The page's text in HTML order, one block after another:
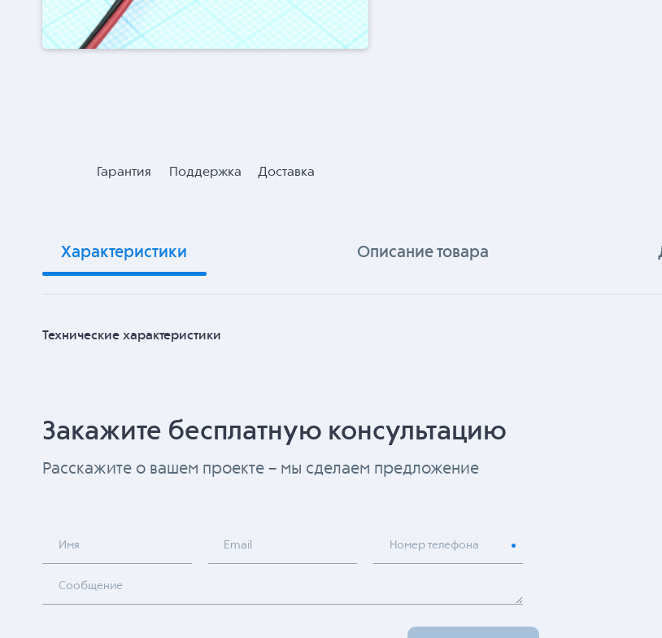
Гарантия Поддержка Доставка
Характеристики Описание товара
Технические характеристики
Закажите бесплатную консультацию
Расскажите о вашем проекте – мы сделаем предложение
Имя Email Номер телефона
Сообщение